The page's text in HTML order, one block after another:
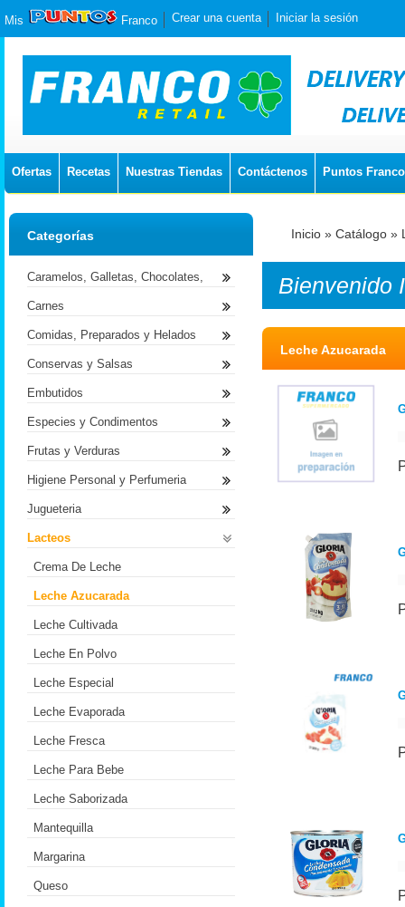
Mis Franco Crear una cuenta Iniciar la sesión
Ofertas Recetas Nuestras Tiendas Contáctenos Puntos Franco
Inicio » Catálogo »
Bienvenido
Leche Azucarada
Categorías
Caramelos, Galletas, Chocolates,
Carnes
Comidas, Preparados y Helados
Conservas y Salsas
Embutidos
Especies y Condimentos
Frutas y Verduras
Higiene Personal y Perfumeria
Jugueteria
Lacteos
Crema De Leche
Leche Azucarada
Leche Cultivada
Leche En Polvo
Leche Especial
Leche Evaporada
Leche Fresca
Leche Para Bebe
Leche Saborizada
Mantequilla
Margarina
Queso